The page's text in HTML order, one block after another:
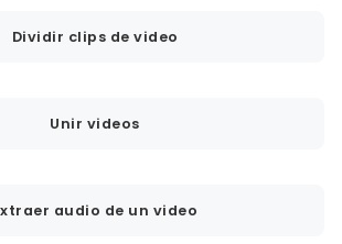
Dividir clips de video
Unir videos
audio de un video